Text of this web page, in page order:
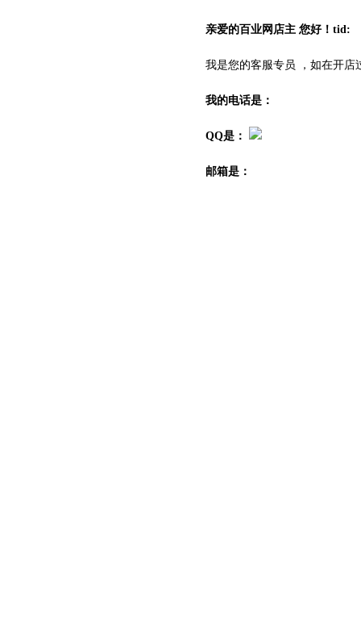
亲爱的百业网店主 您好！tid:
我是您的客服专员 ，如在开
我的电话是：
QQ是：
邮箱是：